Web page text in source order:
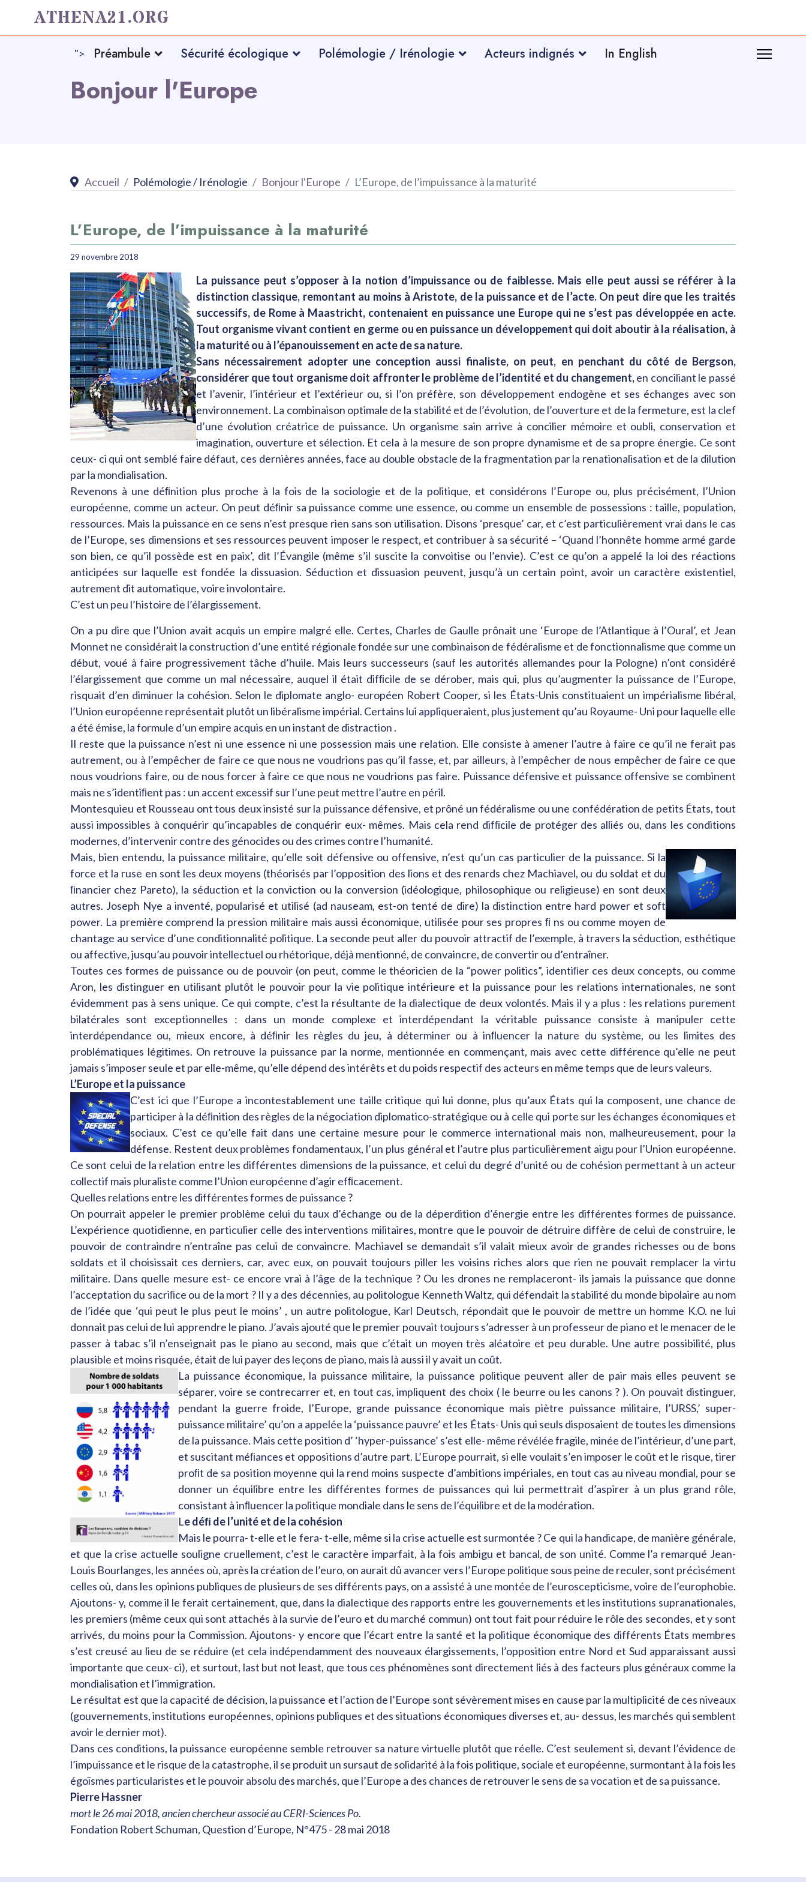
ATHENA21.ORG
"> Préambule Sécurité écologique Polémologie / Irénologie Acteurs indignés In English
Bonjour l'Europe
Accueil Polémologie / Irénologie Bonjour l'Europe L’Europe, de l’impuissance à la maturité
L’Europe, de l’impuissance à la maturité
29 novembre 2018
La puissance peut s’opposer à la notion d’impuissance ou de faiblesse. Mais elle peut aussi se référer à la
distinction classique, remontant au moins à Aristote, de la puissance et de l’acte. On peut dire que les traités
successifs, de Rome à Maastricht, contenaient en puissance une Europe qui ne s’est pas développée en acte.
Tout organisme vivant contient en germe ou en puissance un développement qui doit aboutir à la réalisation, à
la maturité ou à l’épanouissement en acte de sa nature.
Sans nécessairement adopter une conception aussi finaliste, on peut, en penchant du côté de Bergson,
considérer que tout organisme doit affronter le problème de l’identité et du changement,en conciliant le passé
et l’avenir, l’intérieur et l’extérieur ou, si l’on préfère, son développement endogène et ses échanges avec son
environnement. La combinaison optimale de la stabilité et de l’évolution, de l’ouverture et de la fermeture, est la clef
d’une évolution créatrice de puissance. Un organisme sain arrive à concilier mémoire et oubli, conservation et
imagination, ouverture et sélection. Et cela à la mesure de son propre dynamisme et de sa propre énergie. Ce sont
ceux- ci qui ont semblé faire défaut, ces dernières années, face au double obstacle de la fragmentation par la renationalisation et de la dilution
par la mondialisation.
Revenons à une déﬁnition plus proche à la fois de la sociologie et de la politique, et considérons l’Europe ou, plus précisément, l’Union
européenne, comme un acteur. On peut déﬁnir sa puissance comme une essence, ou comme un ensemble de possessions : taille, population,
ressources. Mais la puissance en ce sens n’est presque rien sans son utilisation. Disons ‘presque’ car, et c’est particulièrement vrai dans le cas
de l’Europe, ses dimensions et ses ressources peuvent imposer le respect, et contribuer à sa sécurité – ‘Quand l’honnête homme armé garde
son bien, ce qu’il possède est en paix’, dit l’Évangile (même s’il suscite la convoitise ou l’envie). C’est ce qu’on a appelé la loi des réactions
anticipées sur laquelle est fondée la dissuasion. Séduction et dissuasion peuvent, jusqu’à un certain point, avoir un caractère existentiel,
autrement dit automatique, voire involontaire.
C’est un peu l’histoire de l’élargissement.
On a pu dire que l’Union avait acquis un empire malgré elle. Certes, Charles de Gaulle prônait une ‘Europe de l’Atlantique à l’Oural’, et Jean
Monnet ne considérait la construction d’une entité régionale fondée sur une combinaison de fédéralisme et de fonctionnalisme que comme un
début, voué à faire progressivement tâche d’huile. Mais leurs successeurs (sauf les autorités allemandes pour la Pologne) n’ont considéré
l’élargissement que comme un mal nécessaire, auquel il était difﬁcile de se dérober, mais qui, plus qu’augmenter la puissance de l’Europe,
risquait d’en diminuer la cohésion. Selon le diplomate anglo- européen Robert Cooper, si les États-Unis constituaient un impérialisme libéral,
l’Union européenne représentait plutôt un libéralisme impérial. Certains lui appliqueraient, plus justement qu’au Royaume- Uni pour laquelle elle
a été émise, la formule d’un empire acquis en un instant de distraction .
Il reste que la puissance n’est ni une essence ni une possession mais une relation. Elle consiste à amener l’autre à faire ce qu’il ne ferait pas
autrement, ou à l’empêcher de faire ce que nous ne voudrions pas qu’il fasse, et, par ailleurs, à l’empêcher de nous empêcher de faire ce que
nous voudrions faire, ou de nous forcer à faire ce que nous ne voudrions pas faire. Puissance défensive et puissance offensive se combinent
mais ne s’identiﬁent pas : un accent excessif sur l’une peut mettre l’autre en péril.
Montesquieu et Rousseau ont tous deux insisté sur la puissance défensive, et prôné un fédéralisme ou une confédération de petits États, tout
aussi impossibles à conquérir qu’incapables de conquérir eux- mêmes. Mais cela rend difﬁcile de protéger des alliés ou, dans les conditions
modernes, d’intervenir contre des génocides ou des crimes contre l’humanité.
Mais, bien entendu, la puissance militaire, qu’elle soit défensive ou offensive, n’est qu’un cas particulier de la puissance. Si la
force et la ruse en sont les deux moyens (théorisés par l’opposition des lions et des renards chez Machiavel, ou du soldat et du
ﬁnancier chez Pareto), la séduction et la conviction ou la conversion (idéologique, philosophique ou religieuse) en sont deux
autres. Joseph Nye a inventé, popularisé et utilisé (ad nauseam, est-on tenté de dire) la distinction entre hard power et soft
power. La première comprend la pression militaire mais aussi économique, utilisée pour ses propres ﬁ ns ou comme moyen de
chantage au service d’une conditionnalité politique. La seconde peut aller du pouvoir attractif de l’exemple, à travers la séduction, esthétique
ou affective, jusqu’au pouvoir intellectuel ou rhétorique, déjà mentionné, de convaincre, de convertir ou d’entraîner.
Toutes ces formes de puissance ou de pouvoir (on peut, comme le théoricien de la “power politics”, identiﬁer ces deux concepts, ou comme
Aron, les distinguer en utilisant plutôt le pouvoir pour la vie politique intérieure et la puissance pour les relations internationales, ne sont
évidemment pas à sens unique. Ce qui compte, c’est la résultante de la dialectique de deux volontés. Mais il y a plus : les relations purement
bilatérales sont exceptionnelles : dans un monde complexe et interdépendant la véritable puissance consiste à manipuler cette
interdépendance ou, mieux encore, à déﬁnir les règles du jeu, à déterminer ou à inﬂuencer la nature du système, ou les limites des
problématiques légitimes. On retrouve la puissance par la norme, mentionnée en commençant, mais avec cette différence qu’elle ne peut
jamais s’imposer seule et par elle-même, qu’elle dépend des intérêts et du poids respectif des acteurs en même temps que de leurs valeurs.
L’Europe et la puissance
C’est ici que l’Europe a incontestablement une taille critique qui lui donne, plus qu’aux États qui la composent, une chance de
participer à la déﬁnition des règles de la négociation diplomatico-stratégique ou à celle qui porte sur les échanges économiques et
sociaux. C’est ce qu’elle fait dans une certaine mesure pour le commerce international mais non, malheureusement, pour la
défense. Restent deux problèmes fondamentaux, l’un plus général et l’autre plus particulièrement aigu pour l’Union européenne.
Ce sont celui de la relation entre les différentes dimensions de la puissance, et celui du degré d’unité ou de cohésion permettant à un acteur
collectif mais pluraliste comme l’Union européenne d’agir efﬁcacement.
Quelles relations entre les différentes formes de puissance ?
On pourrait appeler le premier problème celui du taux d’échange ou de la déperdition d’énergie entre les différentes formes de puissance.
L’expérience quotidienne, en particulier celle des interventions militaires, montre que le pouvoir de détruire diffère de celui de construire, le
pouvoir de contraindre n’entraîne pas celui de convaincre. Machiavel se demandait s’il valait mieux avoir de grandes richesses ou de bons
soldats et il choisissait ces derniers, car, avec eux, on pouvait toujours piller les voisins riches alors que rien ne pouvait remplacer la virtu
militaire. Dans quelle mesure est- ce encore vrai à l’âge de la technique ? Ou les drones ne remplaceront- ils jamais la puissance que donne
l’acceptation du sacriﬁce ou de la mort ? Il y a des décennies, au politologue Kenneth Waltz, qui défendait la stabilité du monde bipolaire au nom
de l’idée que ‘qui peut le plus peut le moins’ , un autre politologue, Karl Deutsch, répondait que le pouvoir de mettre un homme K.O. ne lui
donnait pas celui de lui apprendre le piano. J’avais ajouté que le premier pouvait toujours s’adresser à un professeur de piano et le menacer de le
passer à tabac s’il n’enseignait pas le piano au second, mais que c’était un moyen très aléatoire et peu durable. Une autre possibilité, plus
plausible et moins risquée, était de lui payer des leçons de piano, mais là aussi il y avait un coût.
La puissance économique, la puissance militaire, la puissance politique peuvent aller de pair mais elles peuvent se
séparer, voire se contrecarrer et, en tout cas, impliquent des choix ( le beurre ou les canons ? ). On pouvait distinguer,
pendant la guerre froide, l’Europe, grande puissance économique mais piètre puissance militaire, l’URSS,’ super-
puissance militaire’ qu’on a appelée la ‘puissance pauvre’ et les États- Unis qui seuls disposaient de toutes les dimensions
de la puissance. Mais cette position d’ ‘hyper-puissance’ s’est elle- même révélée fragile, minée de l’intérieur, d’une part,
et suscitant méﬁances et oppositions d’autre part. L’Europe pourrait, si elle voulait s’en imposer le coût et le risque, tirer
proﬁt de sa position moyenne qui la rend moins suspecte d’ambitions impériales, en tout cas au niveau mondial, pour se
donner un équilibre entre les différentes formes de puissances qui lui permettrait d’aspirer à un plus grand rôle,
consistant à inﬂuencer la politique mondiale dans le sens de l’équilibre et de la modération.
Le déﬁ de l’unité et de la cohésion
Mais le pourra- t-elle et le fera- t-elle, même si la crise actuelle est surmontée ? Ce qui la handicape, de manière générale,
et que la crise actuelle souligne cruellement, c’est le caractère imparfait, à la fois ambigu et bancal, de son unité. Comme l’a remarqué Jean-
Louis Bourlanges, les années où, après la création de l’euro, on aurait dû avancer vers l’Europe politique sous peine de reculer, sont précisément
celles où, dans les opinions publiques de plusieurs de ses différents pays, on a assisté à une montée de l’euroscepticisme, voire de l’europhobie.
Ajoutons- y, comme il le ferait certainement, que, dans la dialectique des rapports entre les gouvernements et les institutions supranationales,
les premiers (même ceux qui sont attachés à la survie de l’euro et du marché commun) ont tout fait pour réduire le rôle des secondes, et y sont
arrivés, du moins pour la Commission. Ajoutons- y encore que l’écart entre la santé et la politique économique des différents États membres
s’est creusé au lieu de se réduire (et cela indépendamment des nouveaux élargissements, l’opposition entre Nord et Sud apparaissant aussi
importante que ceux- ci), et surtout, last but not least, que tous ces phénomènes sont directement liés à des facteurs plus généraux comme la
mondialisation et l’immigration.
Le résultat est que la capacité de décision, la puissance et l’action de l’Europe sont sévèrement mises en cause par la multiplicité de ces niveaux
(gouvernements, institutions européennes, opinions publiques et des situations économiques diverses et, au- dessus, les marchés qui semblent
avoir le dernier mot).
Dans ces conditions, la puissance européenne semble retrouver sa nature virtuelle plutôt que réelle. C’est seulement si, devant l’évidence de
l’impuissance et le risque de la catastrophe, il se produit un sursaut de solidarité à la fois politique, sociale et européenne, surmontant à la fois les
égoïsmes particularistes et le pouvoir absolu des marchés, que l’Europe a des chances de retrouver le sens de sa vocation et de sa puissance.
Pierre Hassner
mort le 26 mai 2018, ancien chercheur associé au CERI-Sciences Po.
Fondation Robert Schuman, Question d’Europe, N°475 - 28 mai 2018